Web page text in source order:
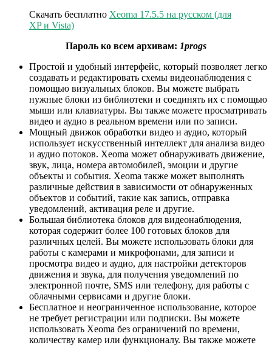
Скачать бесплатно Xeoma 17.5.5 на русском (для
XP и Vista)
Пароль ко всем архивам: 1progs
Простой и удобный интерфейс, который позволяет легко
создавать и редактировать схемы видеонаблюдения с
помощью визуальных блоков. Вы можете выбрать
нужные блоки из библиотеки и соединять их с помощью
мыши или клавиатуры. Вы также можете просматривать
видео и аудио в реальном времени или по записи.
Мощный движок обработки видео и аудио, который
использует искусственный интеллект для анализа видео
и аудио потоков. Xeoma может обнаруживать движение,
звук, лица, номера автомобилей, эмоции и другие
объекты и события. Xeoma также может выполнять
различные действия в зависимости от обнаруженных
объектов и событий, такие как запись, отправка
уведомлений, активация реле и другие.
Большая библиотека блоков для видеонаблюдения,
которая содержит более 100 готовых блоков для
различных целей. Вы можете использовать блоки для
работы с камерами и микрофонами, для записи и
просмотра видео и аудио, для настройки детекторов
движения и звука, для получения уведомлений по
электронной почте, SMS или телефону, для работы с
облачными сервисами и другие блоки.
Бесплатное и неограниченное использование, которое
не требует регистрации или подписки. Вы можете
использовать Xeoma без ограничений по времени,
количеству камер или функционалу. Вы также можете